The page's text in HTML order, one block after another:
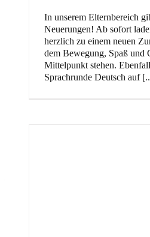
Kinder
In unserem Elternbereich
Neuerungen! Ab sofort
herzlich zu einem neuen
dem Bewegung, Spaß und
Mittelpunkt stehen.
Sprachrunde Deutsch auf